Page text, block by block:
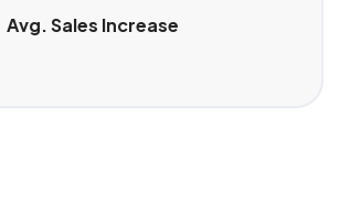
Avg. Sales Increase